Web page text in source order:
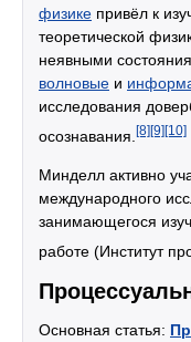
физике привёл к
теоретической
неявными
волновые и
исследования
осознавания. [8][9][10]
Минделл активно
международного
занимающегося
работе (Институт
Основная статья: